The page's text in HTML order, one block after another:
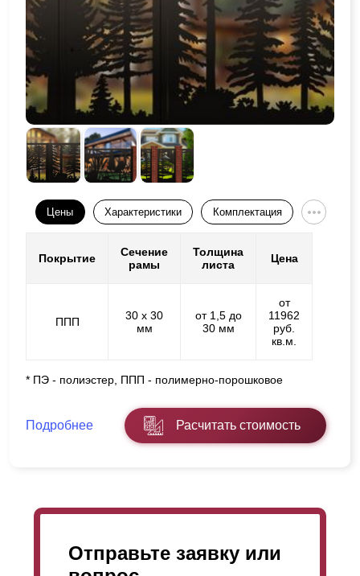
Цены Характеристики Комплектация
Покрытие
Сечение
рамы
Толщина
листа
Цена
ППП
30 х 30
мм
от 1,5 до
30 мм
от
11962
руб.
кв.м.
* ПЭ - полиэстер, ППП - полимерно-порошковое
Подробнее Расчитать стоимость
Отправьте заявку или